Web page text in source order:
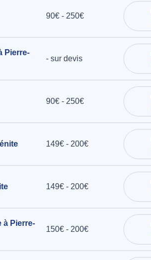
90€ - 250€
Pierre-
- sur devis
90€ - 250€
149€ - 200€
149€ - 200€
Pierre-
150€ - 200€